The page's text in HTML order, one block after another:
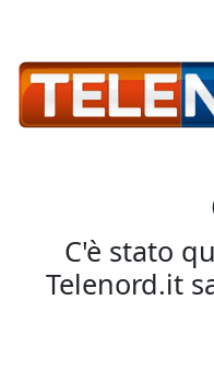
C'è stato
Telenord.it